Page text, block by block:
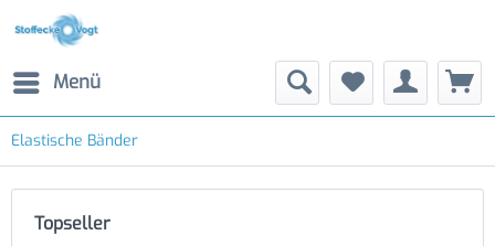
Menü
Elastische Bänder
Topseller